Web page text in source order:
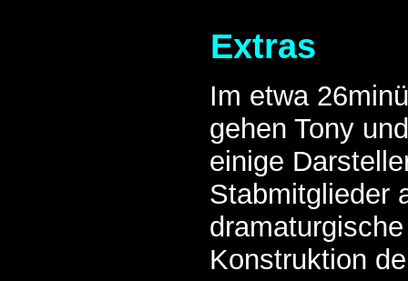
Extras
Im etwa
gehen Tony
einige
Stabmitglieder
Konstruktion